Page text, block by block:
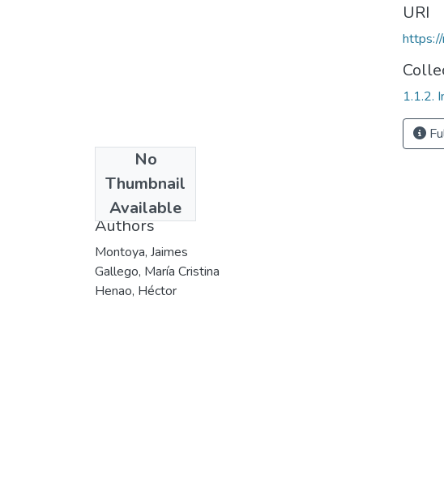
No
Thumbnail
Available
2009
Authors
Montoya, Jaimes
Gallego, María Cristina
Henao, Héctor
URI
1.1.2.